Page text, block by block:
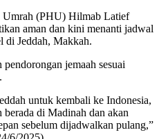
Umrah (PHU) Hilmab Latief
aman dan kini menanti jadwal
di Jeddah, Makkah.
jemaah sesuai
untuk kembali ke Indonesia,
berada di Madinah dan akan
sebelum dijadwalkan pulang,”